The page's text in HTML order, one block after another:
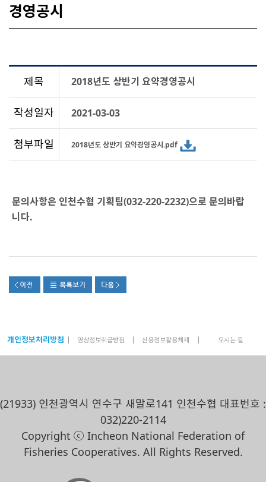
경영공시
제목 2018년도 상반기 요약경영공시
작성일자 2021-03-03
첨부파일 2018년도 상반기 요약경영공시.pdf
문의사항은 인천수협 기획팀(032-220-2232)으로 문의바랍
니다.
개인정보처리방침 영상정보취급방침 신용정보활용체제 오시는 길
(21933) 인천광역시 연수구 새말로141 인천수협 대표번호 :
032)220-2114
Copyright ⓒ Incheon National Federation of
Fisheries Cooperatives. All Rights Reserved.